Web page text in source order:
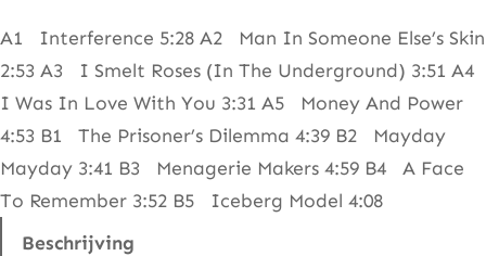
t
s
–
T
h
e
A1 Interference 5:28 A2 Man In Someone Else’s Skin
2:53 A3 I Smelt Roses (In The Underground) 3:51 A4
I Was In Love With You 3:31 A5 Money And Power
4:53 B1 The Prisoner’s Dilemma 4:39 B2 Mayday
Mayday 3:41 B3 Menagerie Makers 4:59 B4 A Face
To Remember 3:52 B5 Iceberg Model 4:08
Beschrijving